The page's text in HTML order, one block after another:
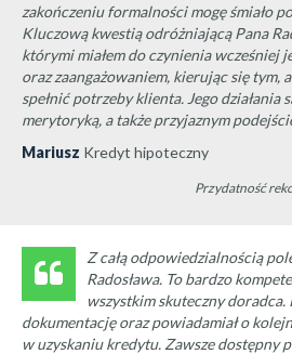
zakończeniu formalności mogę śmiało
Kluczową kwestią odróżniającą Pana
którymi miałem do czynienia wcześniej
oraz zaangażowaniem, kierując się tym,
spełnić potrzeby klienta. Jego działania
merytoryką, a także przyjaznym
Mariusz Kredyt hipoteczny
Przydatność
Z całą odpowiedzialnością
Radosława. To bardzo
wszystkim skuteczny doradca.
dokumentację oraz powiadamiał o
w uzyskaniu kredytu. Zawsze dostępny